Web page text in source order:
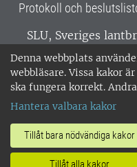
Denna webbplats
webbläsare. Vissa kakor
ska fungera korrekt.
Hantera valbara kakor
Tillåt bara nödvändiga kakor
Tillåt alla kakor
Protokoll och
SLU, Sveriges
verksamhet över
Alnarp, Uppsala
miljöcertifierat
018-67 10 00 • Org
Om SLU:s
•Hantera kakor•